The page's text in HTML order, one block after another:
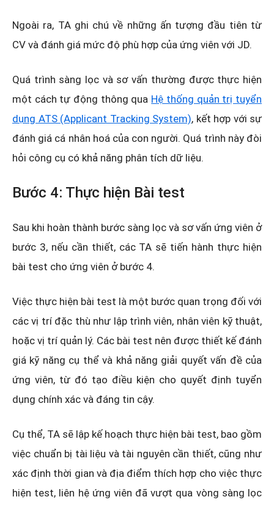
Ngoài ra, TA ghi chú về những ấn tượng đầu tiên từ
CV và đánh giá mức độ phù hợp của ứng viên với JD.
Quá trình sàng lọc và sơ vấn thường được thực hiện
một cách tự động thông qua Hệ thống quản trị tuyển
dụng ATS (Applicant Tracking System), kết hợp với sự
đánh giá cá nhân hoá của con người. Quá trình này đòi
hỏi công cụ có khả năng phân tích dữ liệu.
Bước 4: Thực hiện Bài test
Sau khi hoàn thành bước sàng lọc và sơ vấn ứng viên ở
bước 3, nếu cần thiết, các TA sẽ tiến hành thực hiện
bài test cho ứng viên ở bước 4.
Việc thực hiện bài test là một bước quan trọng đối với
các vị trí đặc thù như lập trình viên, nhân viên kỹ thuật,
hoặc vị trí quản lý. Các bài test nên được thiết kế đánh
giá kỹ năng cụ thể và khả năng giải quyết vấn đề của
ứng viên, từ đó tạo điều kiện cho quyết định tuyển
dụng chính xác và đáng tin cậy.
Cụ thể, TA sẽ lập kế hoạch thực hiện bài test, bao gồm
việc chuẩn bị tài liệu và tài nguyên cần thiết, cũng như
xác định thời gian và địa điểm thích hợp cho việc thực
hiện test, liên hệ ứng viên đã vượt qua vòng sàng lọc